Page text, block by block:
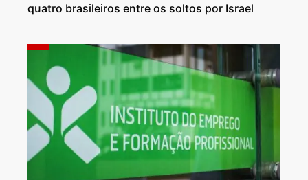
quatro brasileiros entre os soltos por Israel